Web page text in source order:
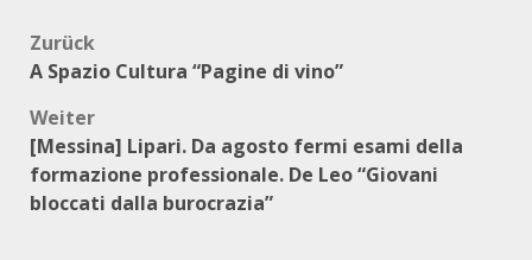
Beitragsnavigation
Zurück
A Spazio Cultura “Pagine di vino”
Weiter
[Messina] Lipari. Da agosto fermi esami della
formazione professionale. De Leo “Giovani
bloccati dalla burocrazia”